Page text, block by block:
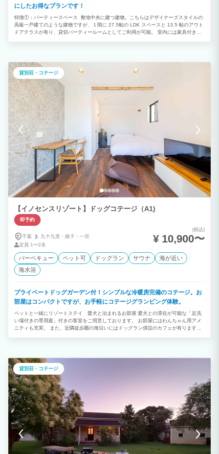
にしたお得なプランです！
特徴①：パーティースペース 敷地中央に建つ建物。こちらはデザイナーズスタイルの
⾼級⼀⼾建てのような建物ですが、１階に 27.5帖の LDK スペースと 13.5 帖のアウト
ドアテラスが有り、貸切パーティールームとしてご利用が可能。 室内には家具付きで
加注文が必要）など、気軽にホームパーティのように楽しむ事が出来ます。リビングに
はプロジェクターとスピーカーが常設されておりますので、お持ちのスマートフォンの
画像を自由に投影したり、音楽を楽しむ事も可能となります。 特徴②：ラグジュアリ
ーバスルーム 建物内１階の中央ホールを挟んで、貸切パーティールームの反対側に
は、３名〜４名で利用できる天然石造りのラグジュアリーバスルームが設置されており
ます。 特徴③：スイートコテージ １⼈〜２⼈の宿泊可能な⼀⼾建てコテージ（ダブ
ルベッド×１）をベッドルームとして利用できます。 皆でパーティルームやアウトサイ
ドテラスで楽しく過ごし、就寝時はそれぞれのコテージでゆっくりとお休みすることが
出来ます。複数⼈のご家族様や友達グループ、プチ社員旅行に最適です！ ♦注意事項♦
ご宿泊者の方々、皆様が快適にお過ごし頂けるように22：00～7：00のクワイエット
タイムを設けております。その為、通常時は共用スペースである、パーティールームと
バスルームは23時には消灯・施錠を行う為、御利用時間はチエックイン～23：00まで
としておりますので、ご理解頂ければ幸いです。又、バスルームのご利用は翌日7時～
チエックアウトのお時間もご利用が可能です。
貸別荘・コテージ
【イノセンスリゾート】ドッグコテージ（A1)
即予約
千葉 九十九里・ 銚子・ 一宮
定員 1〜2名
(税込)
¥ 10,900〜
バーベキュー ペット可 ドッグラン サウナ
海が近い
海水浴
プライベートドッグガーデン付！シンプルな冷暖房完備のコテージ。お
部屋はコンパクトですが、お手軽にコテージグランピング体験。
ペットと一緒にリゾートステイ 愛犬と泊まれるお部屋 愛犬との滞在が可能な「足洗
い場付きの専用庭」付きの客室をご用意しております。 お部屋にはわんちゃん用アメ
ニティも充実。 また、近隣徒歩圏の海沿いにはドッグラン併設のカフェが有ります。
トステイをお楽しみください。
貸別荘・コテージ